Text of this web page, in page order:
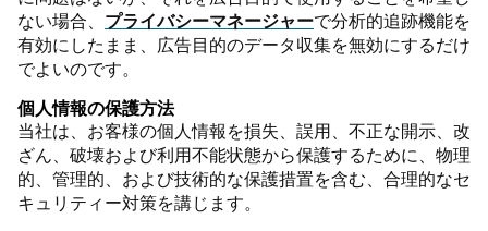
ない場合、 プライバシーマネージャーで分析的追跡機能を
有効にしたまま、広告目的のデータ収集を無効にするだけ
でよいのです。
個人情報の保護方法
当社は、お客様の個人情報を損失、誤用、不正な開示、改
ざん、破壊および利用不能状態から保護するために、物理
的、管理的、および技術的な保護措置を含む、合理的なセ
キュリティー対策を講じます。